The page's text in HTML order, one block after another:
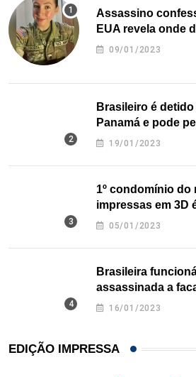
Assassino
EUA revela onde
09/01/2023
Brasileiro é
Panamá e pode
nos EUA
19/01/2023
1º condomínio do
impressas em 3D
Texas
05/01/2023
Brasileira
assassinada a
16/01/2023
EDIÇÃO IMPRESSA